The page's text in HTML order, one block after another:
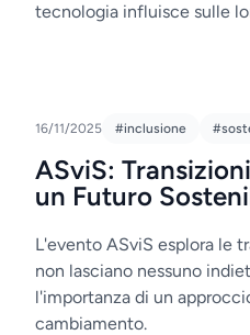
tecnologia influisce sulle
16/11/2025 #inclusione
ASviS:
un Futuro
L'evento ASviS esplora le
non lasciano nessuno
l'importanza di un
cambiamento.